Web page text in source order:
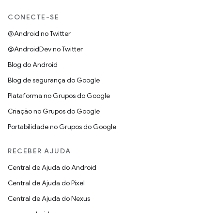
CONECTE-SE
@Android no Twitter
@AndroidDev no Twitter
Blog do Android
Blog de segurança do Google
Plataforma no Grupos do Google
Criação no Grupos do Google
Portabilidade no Grupos do Google
RECEBER AJUDA
Central de Ajuda do Android
Central de Ajuda do Pixel
Central de Ajuda do Nexus